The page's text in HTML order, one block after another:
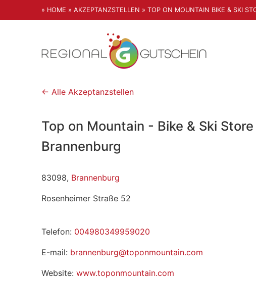
» HOME » AKZEPTANZSTELLEN » TOP ON MOUNTAIN BIKE & SKI
← Alle Akzeptanzstellen
Top on Mountain - Bike & Ski Store
Brannenburg
83098, Brannenburg
Rosenheimer Straße 52
Telefon: 004980349959020
E-mail: brannenburg@toponmountain.com
Website: www.toponmountain.com